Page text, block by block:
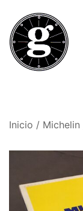
contenido
Inicio / Michelin